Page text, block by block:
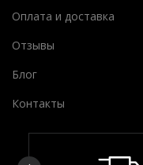
Оплата и доставка
Отзывы
Блог
Контакты